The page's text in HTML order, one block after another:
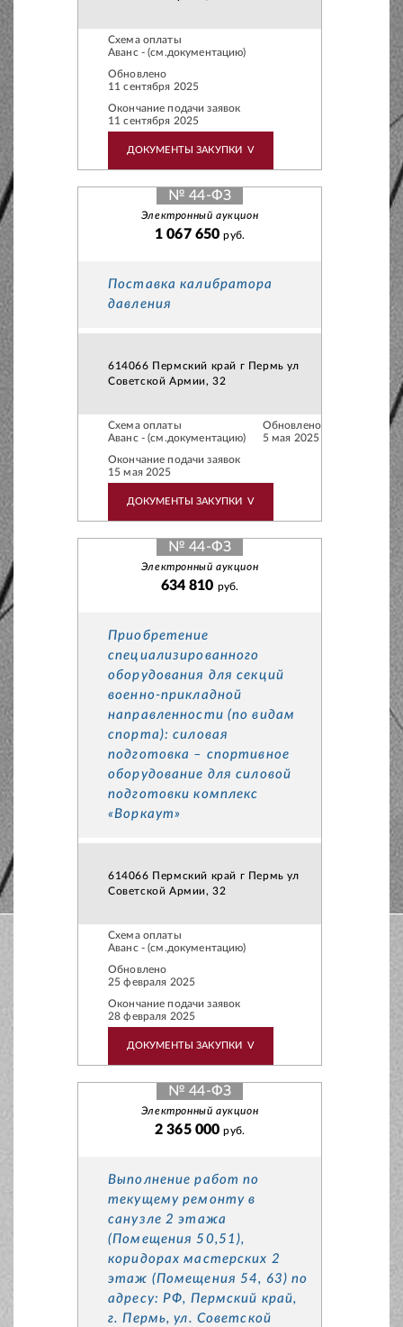
Схема оплаты
Аванс - (см.документацию)
Обновлено
11 сентября 2025
Окончание подачи заявок
11 сентября 2025
ДОКУМЕНТЫ ЗАКУПКИ V
№ 44-ФЗ
Электронный аукцион
1 067 650руб.
Поставка калибратора
давления
614066 Пермский край г Пермь ул
Советской Армии, 32
Схема оплаты
Аванс - (см.документацию)
Обновлено
5 мая 2025
Окончание подачи заявок
15 мая 2025
ДОКУМЕНТЫ ЗАКУПКИ V
№ 44-ФЗ
Электронный аукцион
634 810 руб.
Приобретение
специализированного
оборудования для секций
военно-прикладной
направленности (по видам
спорта): силовая
подготовка – спортивное
оборудование для силовой
подготовки комплекс
«Воркаут»
614066 Пермский край г Пермь ул
Советской Армии, 32
Схема оплаты
Аванс - (см.документацию)
Обновлено
25 февраля 2025
Окончание подачи заявок
28 февраля 2025
ДОКУМЕНТЫ ЗАКУПКИ V
№ 44-ФЗ
Электронный аукцион
2 365 000руб.
Выполнение работ по
текущему ремонту в
санузле 2 этажа
(Помещения 50,51),
коридорах мастерских 2
этаж (Помещения 54, 63) по
адресу: РФ, Пермский край,
г. Пермь, ул. Советской